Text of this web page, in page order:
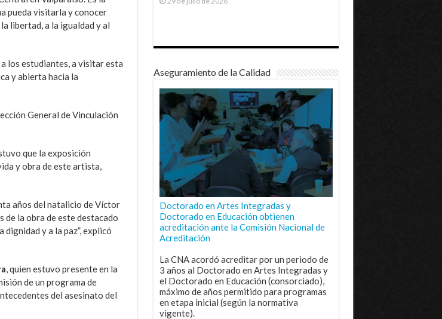
pueda visitarla y conocer
libertad, a la igualdad y al
los estudiantes, a visitar esta
y abierta hacia la
General de Vinculación
que la exposición
y obra de este artista,
años del natalicio de Víctor
de la obra de este destacado
y a la paz”, explicó
, quien estuvo presente en la
de un programa de
del asesinato del
Aseguramiento de la Calidad
Doctorado en Artes Integradas y
Doctorado en Educación obtienen
acreditación ante la Comisión Nacional de
Acreditación
La CNA acordó acreditar por un periodo de
3 años al Doctorado en Artes Integradas y
el Doctorado en Educación (consorciado),
máximo de años permitido para programas
en etapa inicial (según la normativa
vigente).